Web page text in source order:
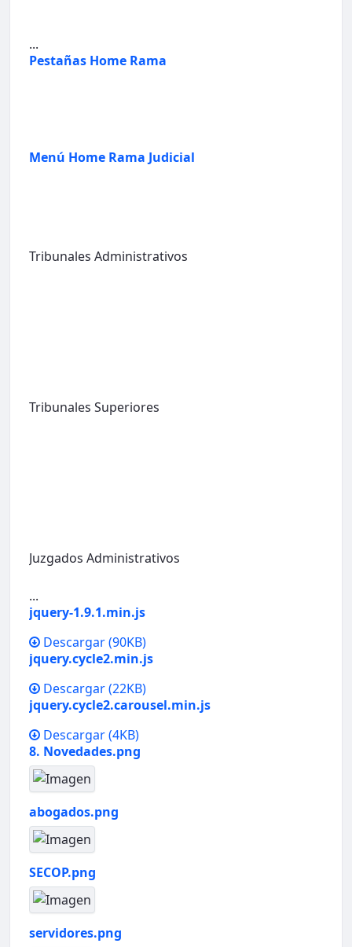
...
Pestañas Home Rama
Menú Home Rama Judicial
Tribunales Administrativos
Tribunales Superiores
Juzgados Administrativos
...
jquery-1.9.1.min.js
Descargar(90KB)
jquery.cycle2.min.js
Descargar(22KB)
jquery.cycle2.carousel.min.js
Descargar(4KB)
8. Novedades.png
abogados.png
SECOP.png
servidores.png